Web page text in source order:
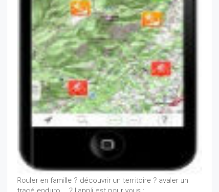
Rouler en famille ? découvrir un territoire ? avaler un